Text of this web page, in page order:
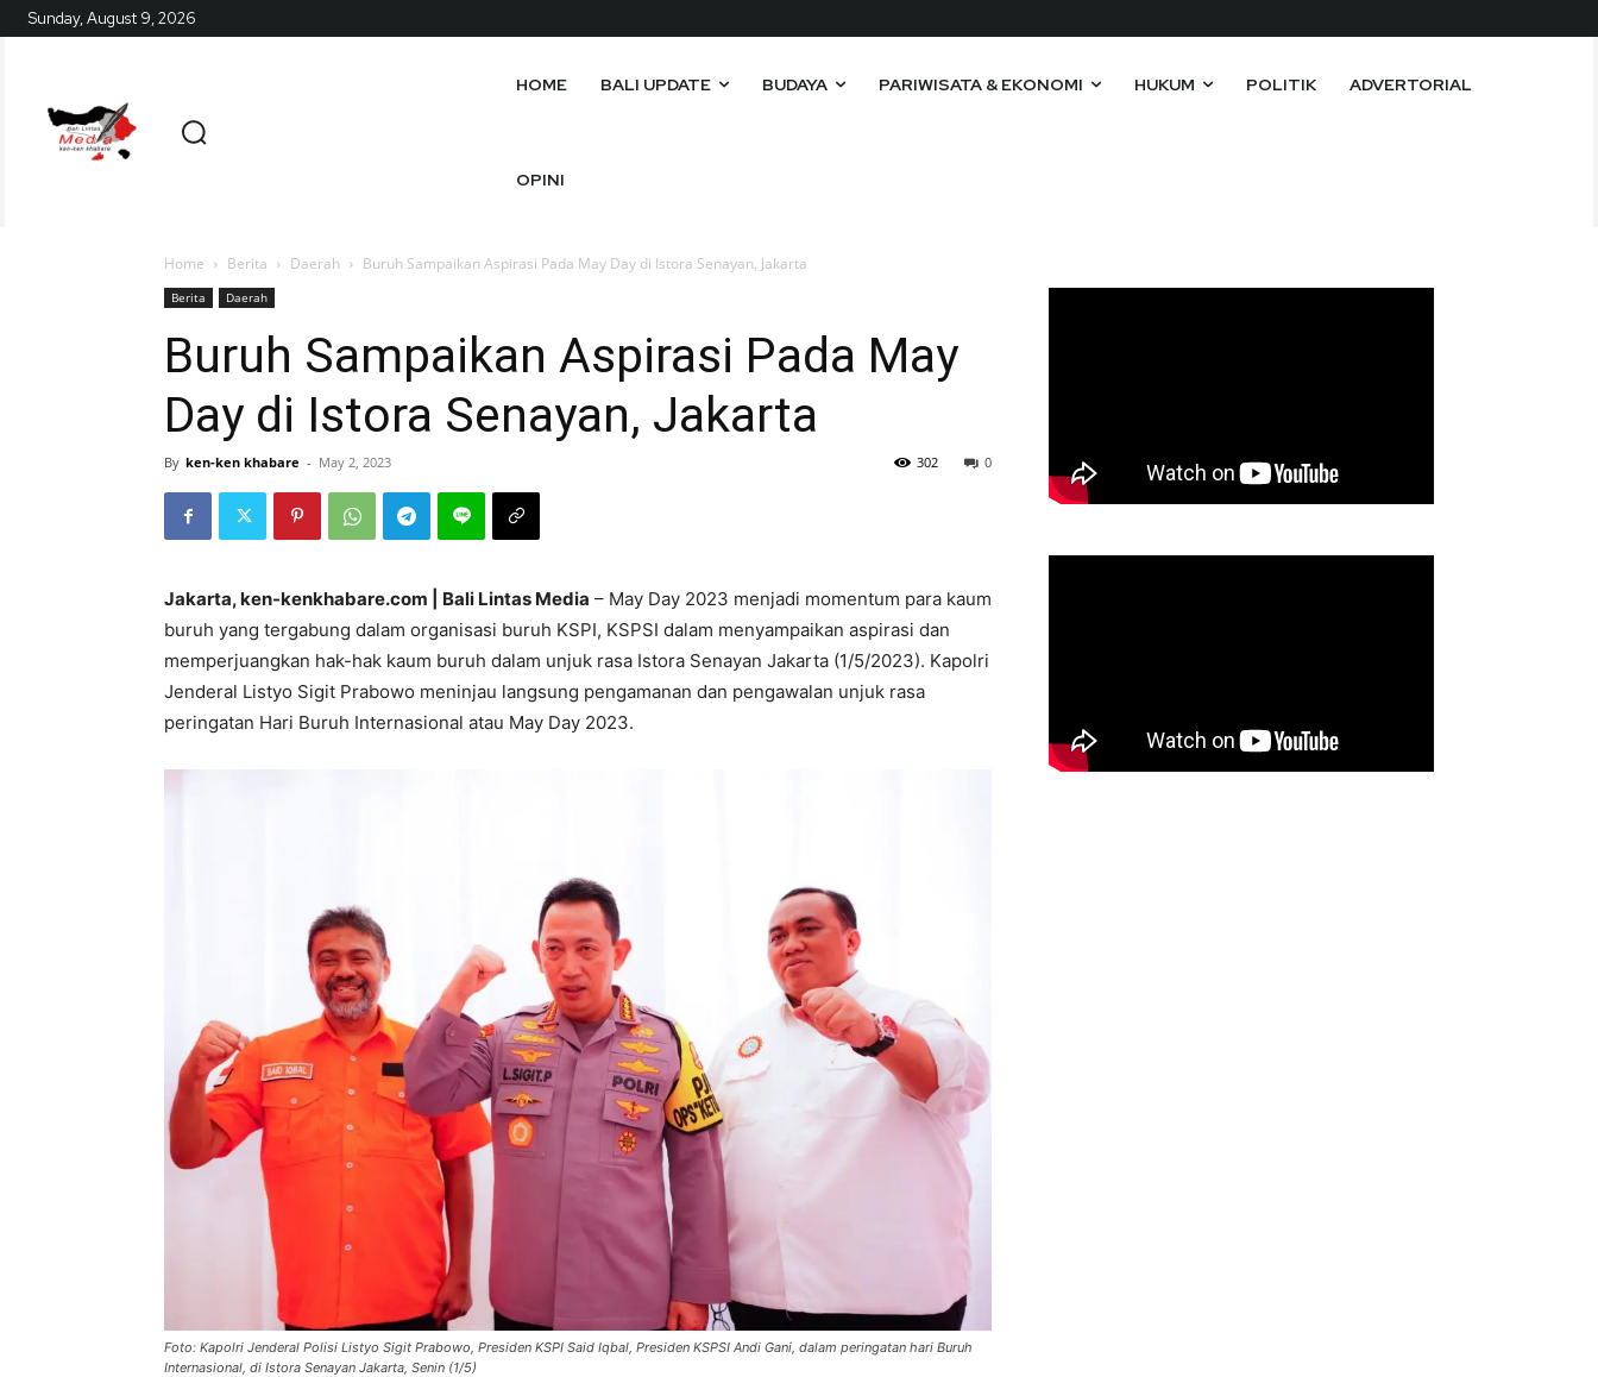
Sunday, August 9, 2026
HOME BALI UPDATE BUDAYA PARIWISATA & EKONOMI HUKUM POLITIK ADVERTORIAL
OPINI
Home Berita Daerah Buruh Sampaikan Aspirasi Pada May Day di Istora Senayan, Jakarta
Berita Daerah
Buruh Sampaikan Aspirasi Pada May
Day di Istora Senayan, Jakarta
By ken-ken khabare - May 2, 2023 0
302
Jakarta, ken-kenkhabare.com | Bali Lintas Media – May Day 2023 menjadi momentum para kaum
buruh yang tergabung dalam organisasi buruh KSPI, KSPSI dalam menyampaikan aspirasi dan
memperjuangkan hak-hak kaum buruh dalam unjuk rasa Istora Senayan Jakarta (1/5/2023). Kapolri
Jenderal Listyo Sigit Prabowo meninjau langsung pengamanan dan pengawalan unjuk rasa
peringatan Hari Buruh Internasional atau May Day 2023.
Foto: Kapolri Jenderal Polisi Listyo Sigit Prabowo, Presiden KSPI Said Iqbal, Presiden KSPSI Andi Gani, dalam peringatan hari Buruh
Internasional, di Istora Senayan Jakarta, Senin (1/5)